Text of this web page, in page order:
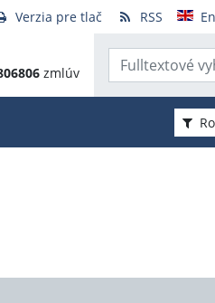
Verzia pre tlač RSS
zmlúv